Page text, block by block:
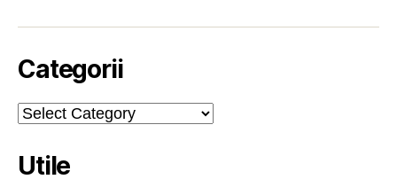
Categorii
Categorii
Utile